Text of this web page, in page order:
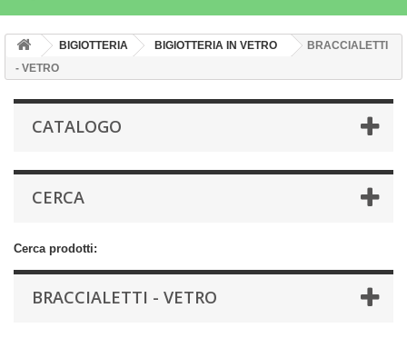
BIGIOTTERIA BIGIOTTERIA IN VETRO
BRACCIALETTI
- VETRO
CATALOGO
CERCA
Cerca prodotti:
BRACCIALETTI - VETRO